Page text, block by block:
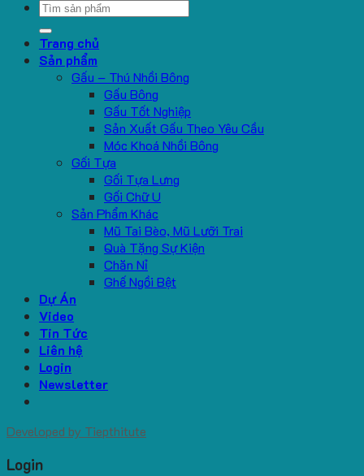
Search
for:
Trang chủ
Sản phẩm
Gấu – Thú Nhồi Bông
Gấu Bông
Gấu Tốt Nghiệp
Sản Xuất Gấu Theo Yêu Cầu
Móc Khoá Nhồi Bông
Gối Tựa
Gối Tựa Lưng
Gối Chữ U
Sản Phẩm Khác
Mũ Tai Bèo, Mũ Lưỡi Trai
Quà Tặng Sự Kiện
Chăn Nỉ
Ghế Ngồi Bệt
Dự Án
Video
Tin Tức
Liên hệ
Login
Newsletter
Developed by Tiepthitute
Login